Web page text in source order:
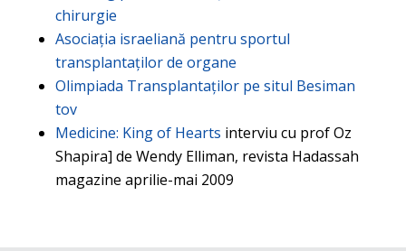
chirurgie
Asociația israeliană pentru sportul
transplantaților de organe
Olimpiada Transplantaților pe situl Besiman
tov
Medicine: King of Hearts interviu cu prof Oz
Shapira] de Wendy Elliman, revista Hadassah
magazine aprilie-mai 2009